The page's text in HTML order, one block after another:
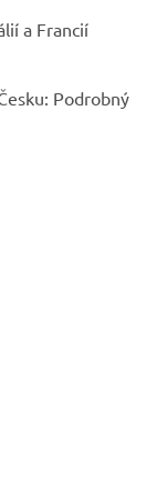
a Francií
Podrobný